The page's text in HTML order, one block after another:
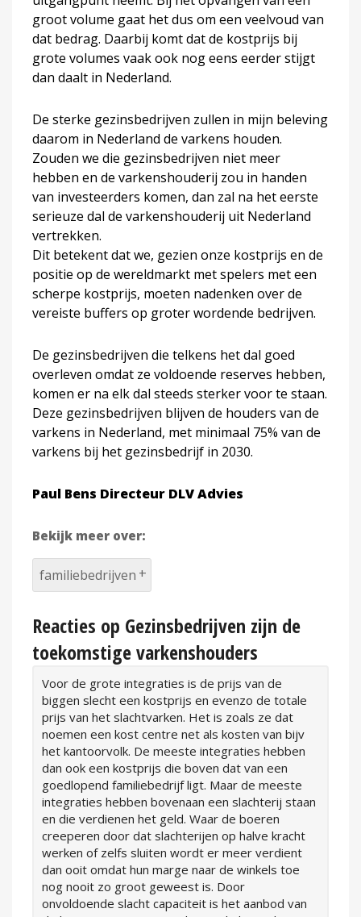
groot volume gaat het dus om een veelvoud van
dat bedrag. Daarbij komt dat de kostprijs bij
grote volumes vaak ook nog eens eerder stijgt
dan daalt in Nederland.
De sterke gezinsbedrijven zullen in mijn beleving
daarom in Nederland de varkens houden.
Zouden we die gezinsbedrijven niet meer
hebben en de varkenshouderij zou in handen
van investeerders komen, dan zal na het eerste
serieuze dal de varkenshouderij uit Nederland
vertrekken.
Dit betekent dat we, gezien onze kostprijs en de
positie op de wereldmarkt met spelers met een
scherpe kostprijs, moeten nadenken over de
vereiste buffers op groter wordende bedrijven.
De gezinsbedrijven die telkens het dal goed
overleven omdat ze voldoende reserves hebben,
komen er na elk dal steeds sterker voor te staan.
Deze gezinsbedrijven blijven de houders van de
varkens in Nederland, met minimaal 75% van de
varkens bij het gezinsbedrijf in 2030.
Paul Bens Directeur DLV Advies
Bekijk meer over:
familiebedrijven
Reacties op Gezinsbedrijven zijn de
toekomstige varkenshouders
Voor de grote integraties is de prijs van de
biggen slecht een kostprijs en evenzo de totale
prijs van het slachtvarken. Het is zoals ze dat
noemen een kost centre net als kosten van bijv
het kantoorvolk. De meeste integraties hebben
dan ook een kostprijs die boven dat van een
goedlopend familiebedrijf ligt. Maar de meeste
integraties hebben bovenaan een slachterij staan
en die verdienen het geld. Waar de boeren
creeperen door dat slachterijen op halve kracht
werken of zelfs sluiten wordt er meer verdient
dan ooit omdat hun marge naar de winkels toe
nog nooit zo groot geweest is. Door
onvoldoende slacht capaciteit is het aanbod van